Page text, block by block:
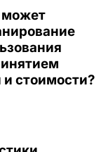
может
стоимости?